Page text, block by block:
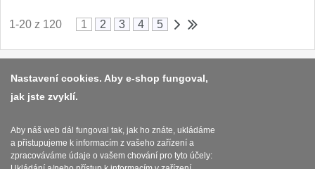
1-20 z 120 1 2 3 4 5
Platba a dodávka
Obchodní podmínky
Zasady zpracovani osobnich udaju
Reklamační řád
Nastavení cookies. Aby e-shop fungoval,
jak jste zvyklí.
Aby náš web dál fungoval tak, jak ho znáte, ukládáme
a přistupujeme k informacím z vašeho zařízení a
zpracováváme údaje o vašem chování pro tyto účely: